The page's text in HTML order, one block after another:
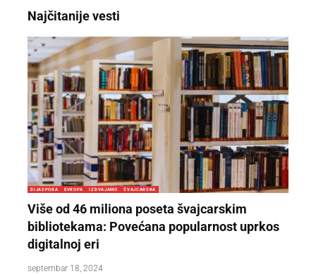
Najčitanije vesti
DIJASPORA EVROPA IZDVAJAMO ŠVAJCARSKA
Više od 46 miliona poseta švajcarskim
bibliotekama: Povećana popularnost uprkos
digitalnoj eri
septembar 18, 2024